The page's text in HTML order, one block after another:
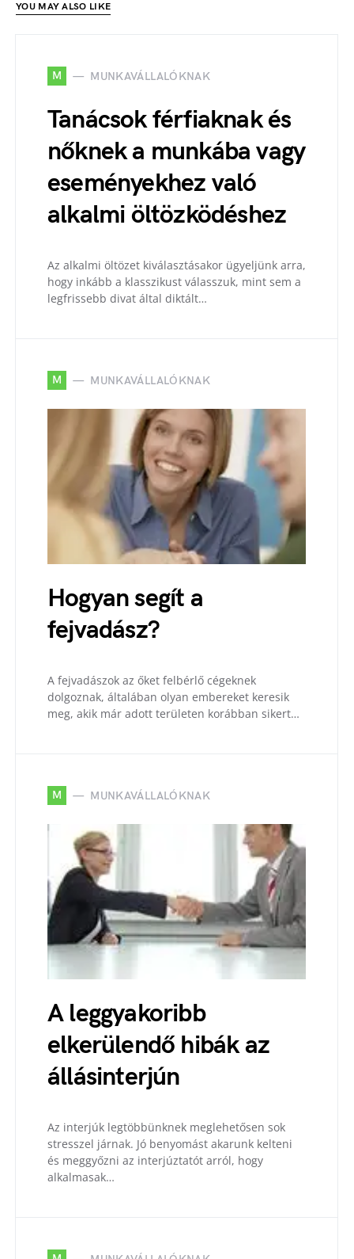
YOU MAY ALSO LIKE
M MUNKAVÁLLALÓKNAK
Tanácsok férfiaknak és
nőknek a munkába vagy
eseményekhez való
alkalmi öltözködéshez
Az alkalmi öltözet kiválasztásakor ügyeljünk arra,
hogy inkább a klasszikust válasszuk, mint sem a
legfrissebb divat által diktált…
M MUNKAVÁLLALÓKNAK
Hogyan segít a
fejvadász?
A fejvadászok az őket felbérlő cégeknek
dolgoznak, általában olyan embereket keresik
meg, akik már adott területen korábban sikert…
M MUNKAVÁLLALÓKNAK
A leggyakoribb
elkerülendő hibák az
állásinterjún
Az interjúk legtöbbünknek meglehetősen sok
stresszel járnak. Jó benyomást akarunk kelteni
és meggyőzni az interjúztatót arról, hogy
alkalmasak…